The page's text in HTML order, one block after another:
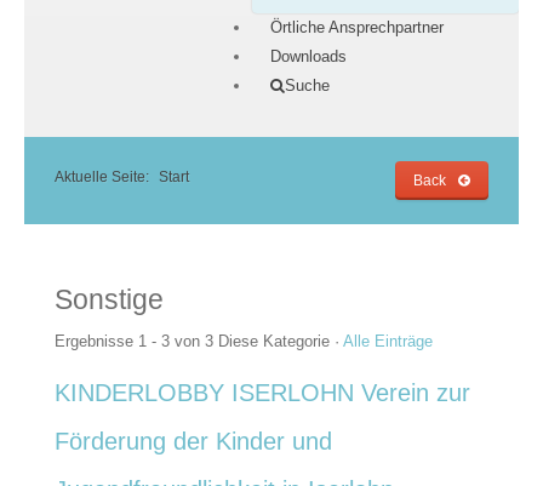
Örtliche Ansprechpartner
Downloads
Suche
Aktuelle Seite: Start Back
Sonstige
Ergebnisse 1 - 3 von 3 Diese Kategorie · Alle Einträge
KINDERLOBBY ISERLOHN Verein zur
Förderung der Kinder und